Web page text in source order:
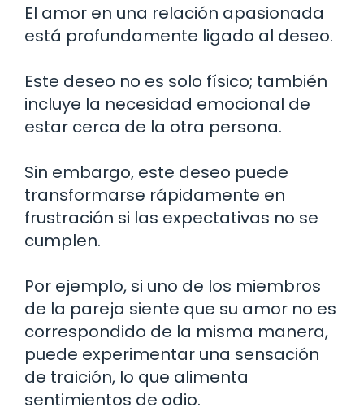
El amor en una relación apasionada
está profundamente ligado al deseo.
Este deseo no es solo físico; también
incluye la necesidad emocional de
estar cerca de la otra persona.
Sin embargo, este deseo puede
transformarse rápidamente en
frustración si las expectativas no se
cumplen.
Por ejemplo, si uno de los miembros
de la pareja siente que su amor no es
correspondido de la misma manera,
puede experimentar una sensación
de traición, lo que alimenta
sentimientos de odio.